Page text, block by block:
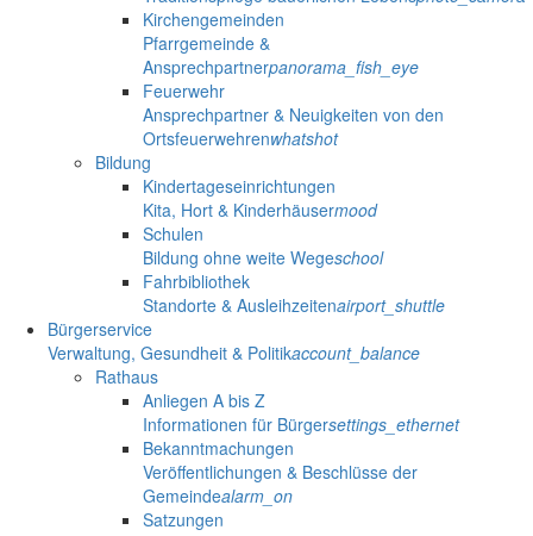
Kirchengemeinden
Pfarrgemeinde &
Ansprechpartnerpanorama_fish_eye
Feuerwehr
Ansprechpartner & Neuigkeiten von den
Ortsfeuerwehrenwhatshot
Bildung
Kindertageseinrichtungen
Kita, Hort & Kinderhäusermood
Schulen
Bildung ohne weite Wegeschool
Fahrbibliothek
Standorte & Ausleihzeitenairport_shuttle
Bürgerservice
Verwaltung, Gesundheit & Politikaccount_balance
Rathaus
Anliegen A bis Z
Informationen für Bürgersettings_ethernet
Bekanntmachungen
Veröffentlichungen & Beschlüsse der
Gemeindealarm_on
Satzungen